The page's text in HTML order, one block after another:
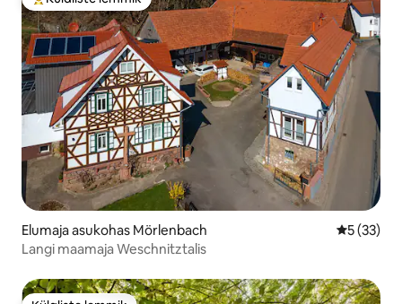
Külaliste suur lemmik
Elumaja asukohas Mörlenbach Keskmine
5 (33)
Langi maamaja Weschnitztalis